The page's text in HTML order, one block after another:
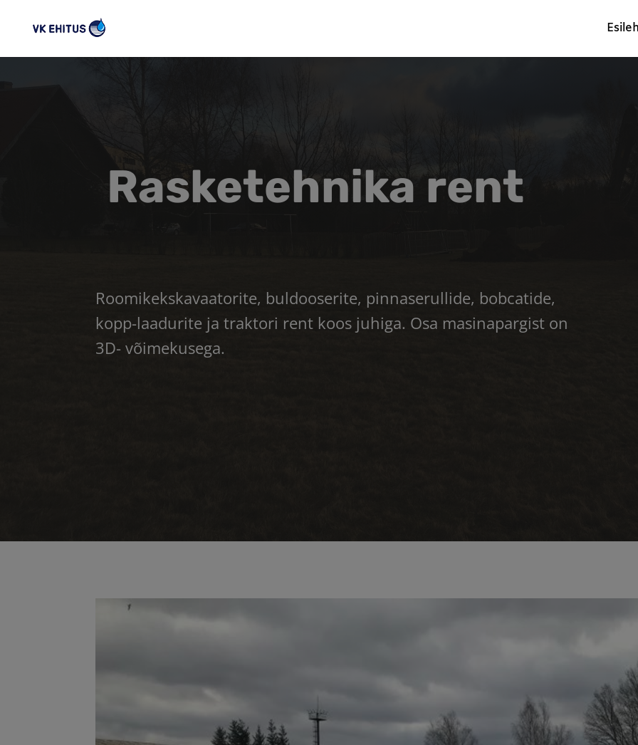
Rasketehnika rent
Roomikekskavaatorite, buldooserite, pinnaserullide, bobcatide,
kopp-laadurite ja traktori rent koos juhiga. Osa masinapargist on
3D- võimekusega.